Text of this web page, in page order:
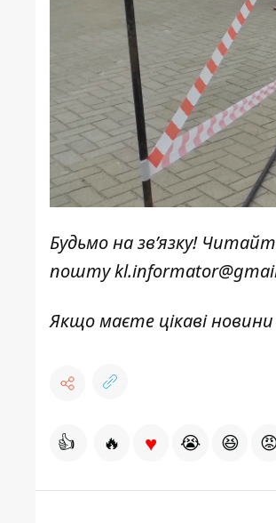
Будьмо на зв’язку!
пошту
Якщо маєте цікаві
👍 🔥 ♥ 😭 😆